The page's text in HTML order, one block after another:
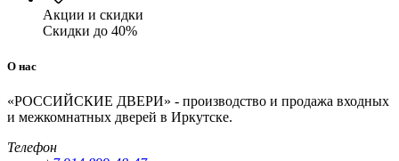
Акции и скидки
Скидки до 40%
О нас
«РОССИЙСКИЕ ДВЕРИ» - производство и продажа входных
и межкомнатных дверей в Иркутске.
Телефон